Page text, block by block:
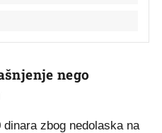
nego
zbog nedolaska na